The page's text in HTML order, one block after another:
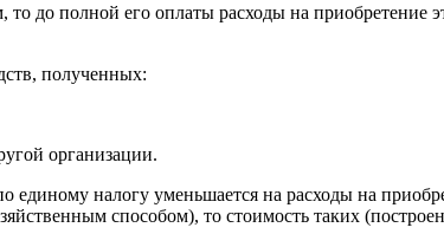
то до полной его оплаты расходы на
полученных:
организации.
налогу уменьшается на расходы на
способом), то стоимость таких